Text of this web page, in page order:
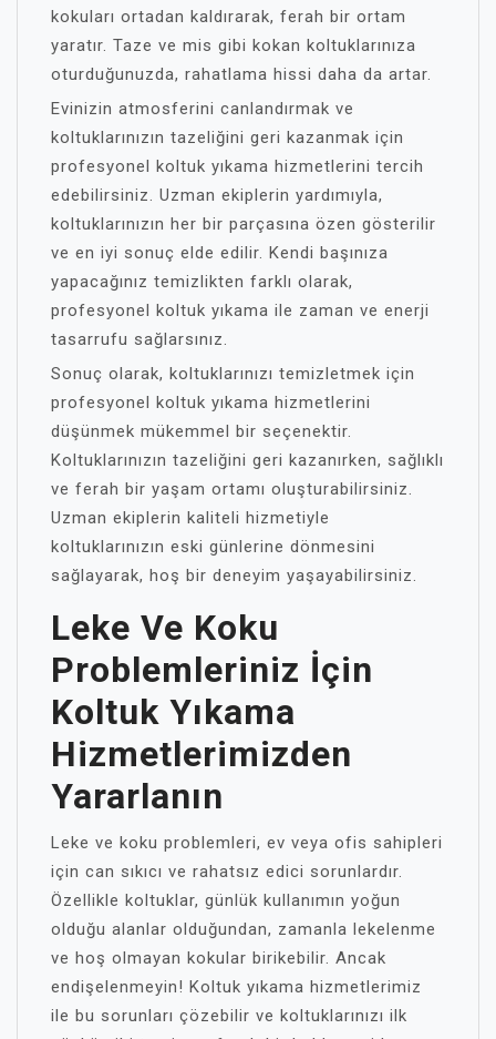
kokuları ortadan kaldırarak, ferah bir ortam
yaratır. Taze ve mis gibi kokan koltuklarınıza
oturduğunuzda, rahatlama hissi daha da artar.
Evinizin atmosferini canlandırmak ve
koltuklarınızın tazeliğini geri kazanmak için
profesyonel koltuk yıkama hizmetlerini tercih
edebilirsiniz. Uzman ekiplerin yardımıyla,
koltuklarınızın her bir parçasına özen gösterilir
ve en iyi sonuç elde edilir. Kendi başınıza
yapacağınız temizlikten farklı olarak,
profesyonel koltuk yıkama ile zaman ve enerji
tasarrufu sağlarsınız.
Sonuç olarak, koltuklarınızı temizletmek için
profesyonel koltuk yıkama hizmetlerini
düşünmek mükemmel bir seçenektir.
Koltuklarınızın tazeliğini geri kazanırken, sağlıklı
ve ferah bir yaşam ortamı oluşturabilirsiniz.
Uzman ekiplerin kaliteli hizmetiyle
koltuklarınızın eski günlerine dönmesini
sağlayarak, hoş bir deneyim yaşayabilirsiniz.
Leke Ve Koku
Problemleriniz İçin
Koltuk Yıkama
Hizmetlerimizden
Yararlanın
Leke ve koku problemleri, ev veya ofis sahipleri
için can sıkıcı ve rahatsız edici sorunlardır.
Özellikle koltuklar, günlük kullanımın yoğun
olduğu alanlar olduğundan, zamanla lekelenme
ve hoş olmayan kokular birikebilir. Ancak
endişelenmeyin! Koltuk yıkama hizmetlerimiz
ile bu sorunları çözebilir ve koltuklarınızı ilk